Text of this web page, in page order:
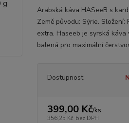
Arabská káva HASeeB s
Země původu: Sýrie.
extra. Haseeb je syrská káva
balená pro maximální
Dostupnost
399,00 Kč/ks
356,25 Kč bez DPH